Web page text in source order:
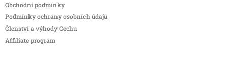
Obchodní podmínky
Podmínky ochrany osobních údajů
Členství a výhody Cechu
Affiliate program